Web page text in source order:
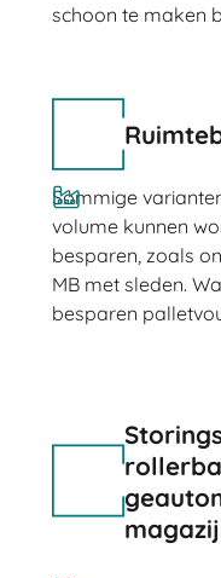
schoon te maken
Sommige
volume kunnen
besparen, zoals
MB met sleden.
besparen